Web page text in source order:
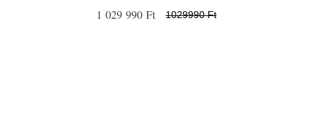
1 029 990 Ft 1029990 Ft